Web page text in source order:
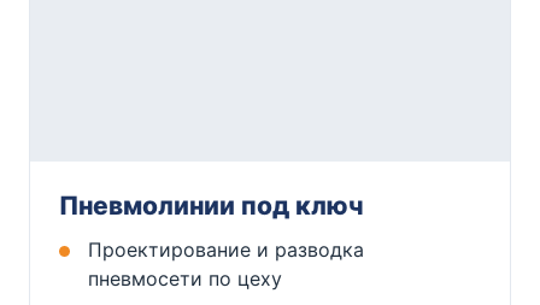
Пневмолинии под ключ
Проектирование и разводка
пневмосети по цеху